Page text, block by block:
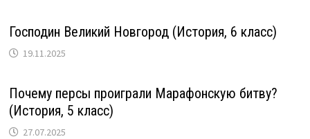
Господин Великий Новгород (История, 6 класс)
19.11.2025
Почему персы проиграли Марафонскую битву?
(История, 5 класс)
27.07.2025